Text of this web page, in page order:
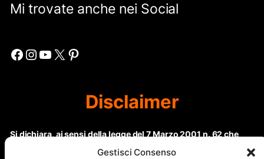
Gestisci Consenso
Mi trovate anche nei Social
Facebook Instagram YouTube X Pinterest
Disclaimer
Si dichiara, ai sensi della legge del 7 Marzo 2001 n. 62 che
questo sito non rientra nella categoria di “Informazione